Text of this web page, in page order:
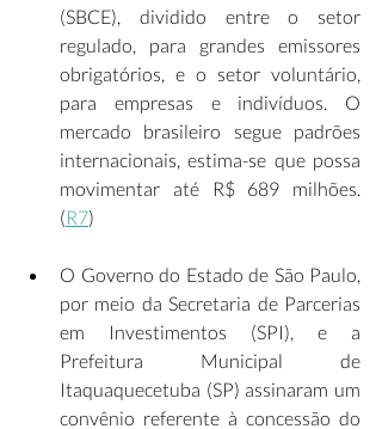
(SBCE), dividido entre o setor
regulado, para grandes emissores
obrigatórios, e o setor voluntário,
para empresas e indivíduos. O
mercado brasileiro segue padrões
internacionais, estima-se que possa
movimentar até R$ 689 milhões.
(R7)
O Governo do Estado de São Paulo,
por meio da Secretaria de Parcerias
em Investimentos (SPI), e a
Prefeitura Municipal de
Itaquaquecetuba (SP) assinaram um
convênio referente à concessão do